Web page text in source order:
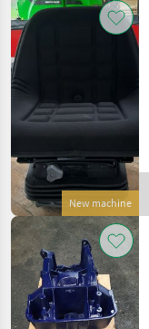
New machine